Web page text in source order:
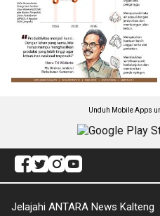
Unduh Mobile Apps
Jelajahi ANTARA News Kalteng